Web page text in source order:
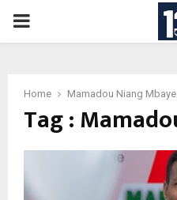
PRIMARY
Home Mamadou Niang Mbaye
Tag :